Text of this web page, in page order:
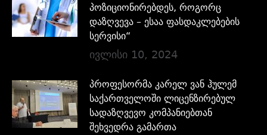
პოზიციონირებდეს, როგორც
დაზღვევა – ესაა ფასდაკლებების
სერვისი“
ივლისი 10, 2024
პროფესორმა კარელ ვან ჰულემ
საქართველოში ლიცენზირებულ
სადაზღვევო კომპანიებთან
შეხვედრა გამართა